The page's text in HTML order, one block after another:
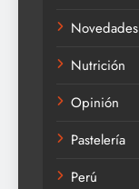
Novedades
Nutrición
Opinión
Pastelería
Perú